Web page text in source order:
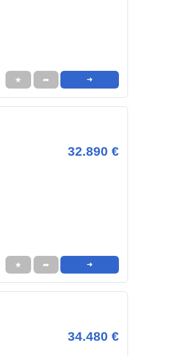
★ ➦ ➜
32.890 €
★ ➦ ➜
34.480 €